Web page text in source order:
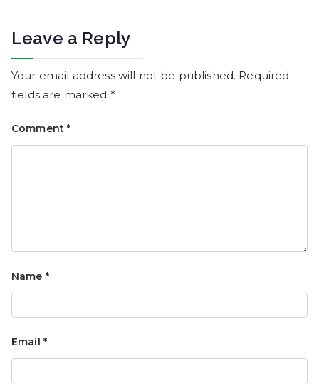
Leave a Reply
Your email address will not be published. Required
fields are marked *
Comment*
Name *
Email *